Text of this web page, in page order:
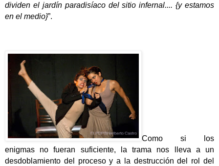
dividen el jardín paradisíaco del sitio infernal.... {y estamos
en el medio}”.
Como si los
enigmas no fueran suficiente, la trama nos lleva a un
desdoblamiento del proceso y a la destrucción del rol del